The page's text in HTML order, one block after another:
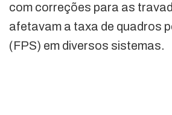
com correções para as
afetavam a taxa de quadros
(FPS) em diversos sistemas.